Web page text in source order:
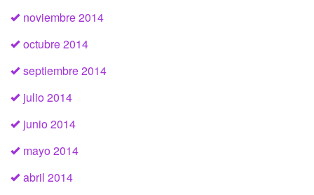
noviembre 2014
octubre 2014
septiembre 2014
julio 2014
junio 2014
mayo 2014
abril 2014